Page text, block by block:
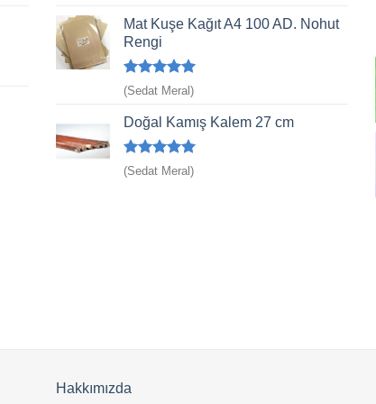
üzerinden
4oy aldı
Mat Kuşe Kağıt A4 100 AD. Nohut
Rengi
5 üzerinden
5
(Sedat Meral)
Doğal Kamış Kalem 27 cm
5 üzerinden
5
(Sedat Meral)
Hakkımızda